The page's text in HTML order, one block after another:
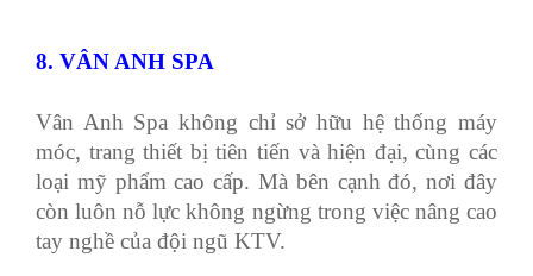
8. VÂN ANH SPA
Vân Anh Spa không chỉ sở hữu hệ thống máy
móc, trang thiết bị tiên tiến và hiện đại, cùng các
loại mỹ phẩm cao cấp. Mà bên cạnh đó, nơi đây
còn luôn nỗ lực không ngừng trong việc nâng cao
tay nghề của đội ngũ KTV.